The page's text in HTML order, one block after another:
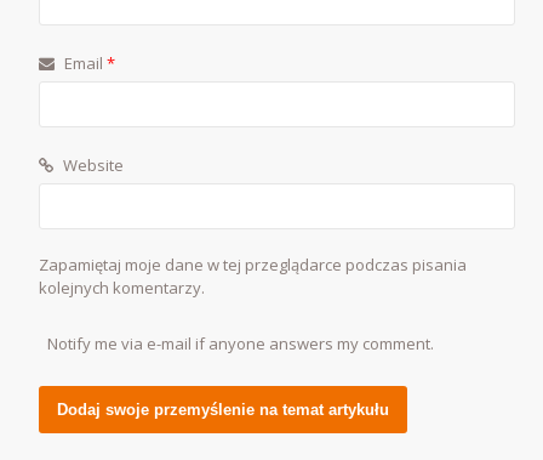
Email*
Website
Zapamiętaj moje dane w tej przeglądarce podczas pisania
kolejnych komentarzy.
Notify me via e-mail if anyone answers my comment.